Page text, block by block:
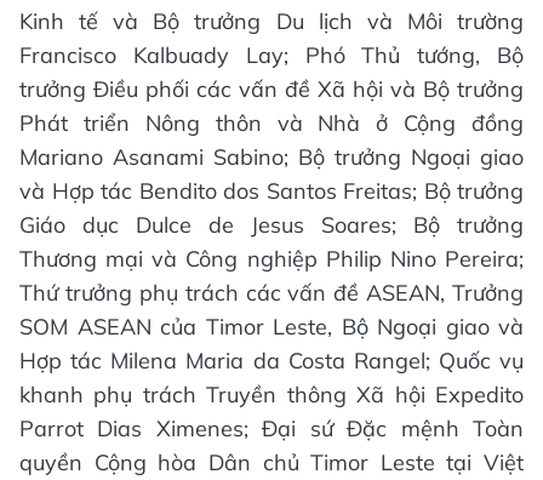
Kinh tế và Bộ trưởng Du lịch và Môi trường
Francisco Kalbuady Lay; Phó Thủ tướng, Bộ
trưởng Điều phối các vấn đề Xã hội và Bộ trưởng
Phát triển Nông thôn và Nhà ở Cộng đồng
Mariano Asanami Sabino; Bộ trưởng Ngoại giao
và Hợp tác Bendito dos Santos Freitas; Bộ trưởng
Giáo dục Dulce de Jesus Soares; Bộ trưởng
Thương mại và Công nghiệp Philip Nino Pereira;
Thứ trưởng phụ trách các vấn đề ASEAN, Trưởng
SOM ASEAN của Timor Leste, Bộ Ngoại giao và
Hợp tác Milena Maria da Costa Rangel; Quốc vụ
khanh phụ trách Truyền thông Xã hội Expedito
Parrot Dias Ximenes; Đại sứ Đặc mệnh Toàn
quyền Cộng hòa Dân chủ Timor Leste tại Việt